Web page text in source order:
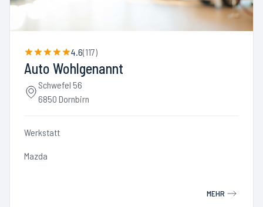
4.6(117)
Auto Wohlgenannt
Schwefel 56
6850 Dornbirn
Werkstatt
Mazda
MEHR